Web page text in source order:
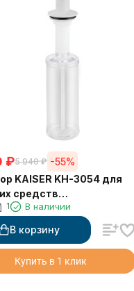
₽5 940 ₽ -55%
KAISER KH-3054 для
средств
в мойку
1 В наличии
В корзину
Купить в 1 клик